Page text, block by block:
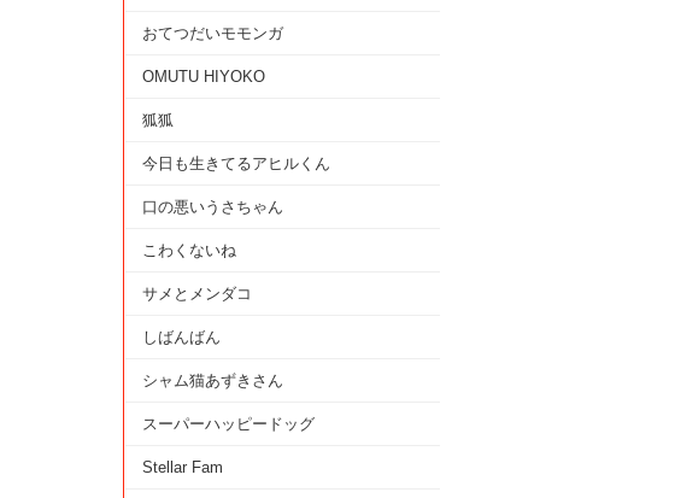
おてつだいモモンガ
OMUTU HIYOKO
狐狐
今日も生きてるアヒルくん
口の悪いうさちゃん
こわくないね
サメとメンダコ
しばんばん
シャム猫あずきさん
スーパーハッピードッグ
Stellar Fam